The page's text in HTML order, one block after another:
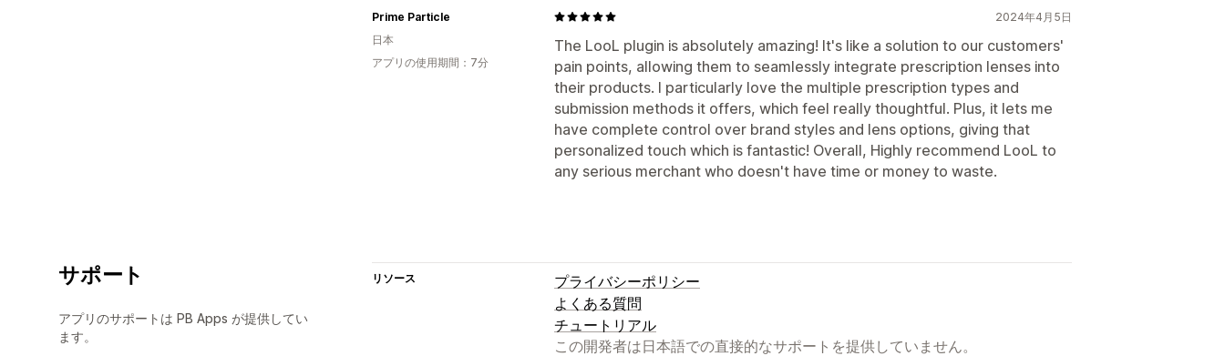
2024年4月5日
The LooL plugin is absolutely amazing! It's like a solution to our customers'
pain points, allowing them to seamlessly integrate prescription lenses into
their products. I particularly love the multiple prescription types and
submission methods it offers, which feel really thoughtful. Plus, it lets me
have complete control over brand styles and lens options, giving that
personalized touch which is fantastic! Overall, Highly recommend LooL to
any serious merchant who doesn't have time or money to waste.
Prime Particle
日本
アプリの使用期間：7分
サポート
アプリのサポートは PB Apps が提供してい
ます。
リソース
プライバシーポリシー
よくある質問
チュートリアル
この開発者は日本語での直接的なサポートを提供していません。